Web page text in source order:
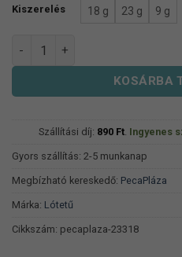
Kiszerelés 18 g 23 g 9 g
Szárított Lótetű mennyiség
KOSÁRBA
Szállítási díj: 890 Ft. Ingyenes
Gyors szállítás: 2-5 munkanap
Megbízható kereskedő: PecaPláza
Márka: Lótetű
Cikkszám: pecaplaza-23318